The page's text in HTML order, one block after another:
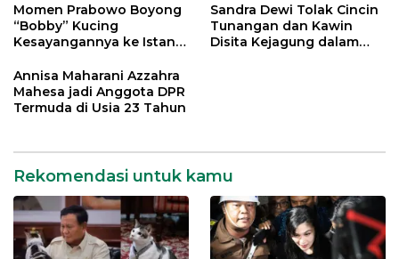
Momen Prabowo Boyong
“Bobby” Kucing
Kesayangannya ke Istana
Sandra Dewi Tolak Cincin
Tunangan dan Kawin
Disita Kejagung dalam
Annisa Maharani Azzahra
Mahesa jadi Anggota DPR
Termuda di Usia 23 Tahun
Rekomendasi untuk kamu